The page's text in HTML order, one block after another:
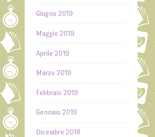
Giugno 2019
Maggio 2019
Aprile 2019
Marzo 2019
Febbraio 2019
Gennaio 2019
Dicembre 2018